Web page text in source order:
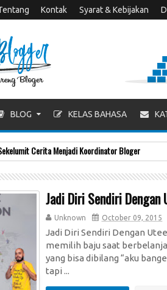
Kontak Syarat & Kebijakan
BLOG KELAS BAHASA
Cerita Menjadi Koordinator Bloger
Jadi Diri Sendiri Dengan
Unknown October 09, 2015
Jadi Diri Sendiri Dengan
memilih baju saat
yang bisa dibilang “aku
tapi ...